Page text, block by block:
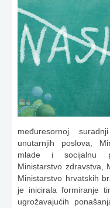
međuresornoj
unutarnjih poslova,
mlade i socijalnu
Ministarstvo zdravstva,
Ministarstvo hrvatskih
je inicirala formiranje
ugrožavajućih